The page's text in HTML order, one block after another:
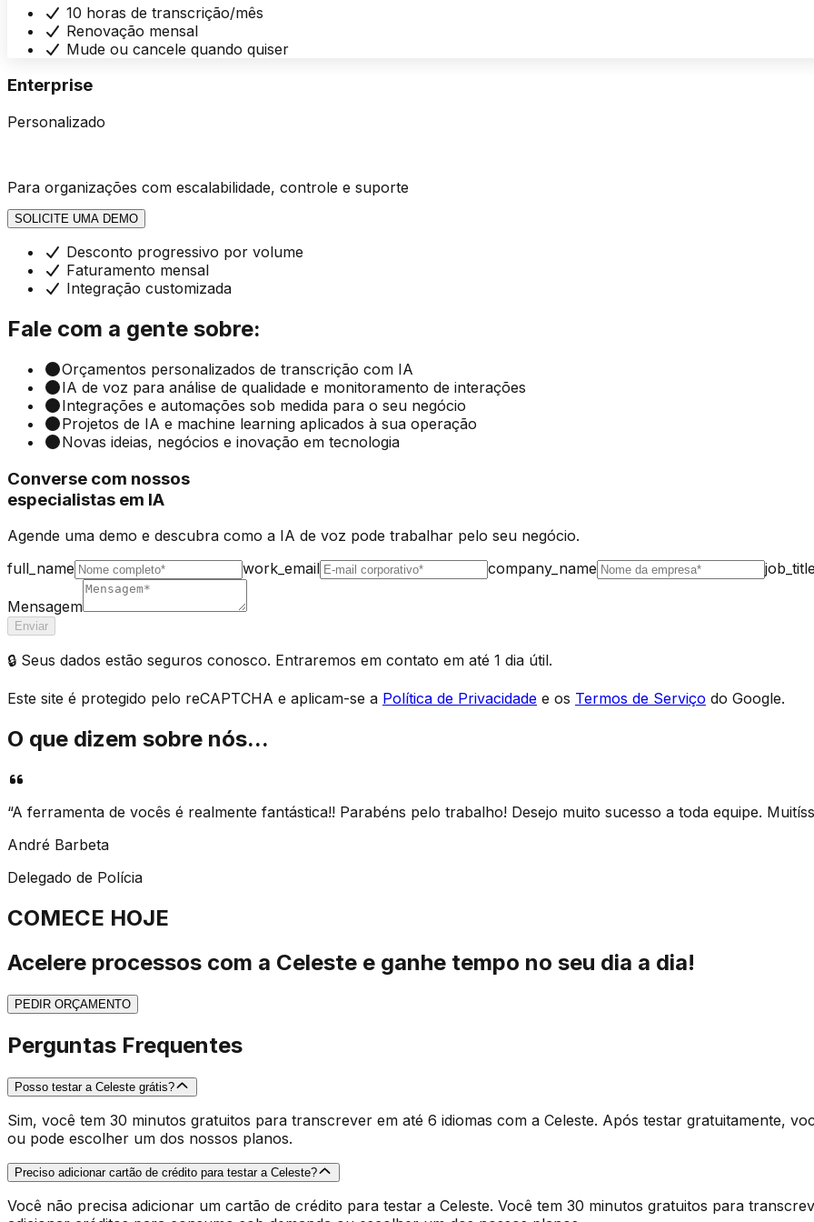
10 horas de transcrição/mês
Renovação mensal
Mude ou cancele quando quiser
Enterprise
Personalizado
Para organizações com escalabilidade, controle e suporte
SOLICITE UMA DEMO
Desconto progressivo por volume
Faturamento mensal
Integração customizada
Fale com a gente sobre:
Orçamentos personalizados de transcrição com IA
IA de voz para análise de qualidade e monitoramento de interações
Integrações e automações sob medida para o seu negócio
Projetos de IA e machine learning aplicados à sua operação
Novas ideias, negócios e inovação em tecnologia
Converse com nossos
especialistas em IA
Agende uma demo e descubra como a IA de voz pode trabalhar pelo seu negócio.
full_name
work_email company_name
Mensagem
Enviar
🔒 Seus dados estão seguros conosco. Entraremos em contato em até 1 dia útil.
Este site é protegido pelo reCAPTCHA e aplicam-se a Política de Privacidade e os Termos de Serviço do Google.
O que dizem sobre nós...
“A ferramenta de vocês é realmente fantástica!! Parabéns pelo trabalho! Desejo muito sucesso a toda equipe.
André Barbeta
Delegado de Polícia
COMECE HOJE
Acelere processos com a Celeste e ganhe tempo no seu dia a dia!
PEDIR ORÇAMENTO
Perguntas Frequentes
Posso testar a Celeste grátis?
Sim, você tem 30 minutos gratuitos para transcrever em até 6 idiomas com a Celeste. Após testar gratuitamente,
ou pode escolher um dos nossos planos.
Preciso adicionar cartão de crédito para testar a Celeste?
Você não precisa adicionar um cartão de crédito para testar a Celeste. Você tem 30 minutos gratuitos para